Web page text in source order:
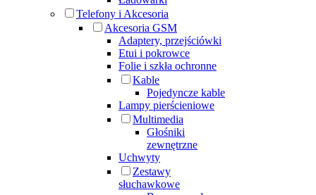
Telefony i Akcesoria
Akcesoria GSM
Adaptery, przejściówki
Etui i pokrowce
Folie i szkła ochronne
Kable
Pojedyncze kable
Lampy pierścieniowe
Multimedia
Głośniki
zewnętrzne
Uchwyty
Zestawy
słuchawkowe